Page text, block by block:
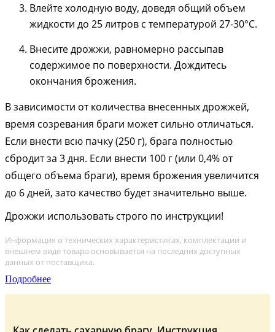
Влейте холодную воду, доведя общий объем
жидкости до 25 литров с температурой 27-30°С.
Внесите дрожжи, равномерно рассыпав
содержимое по поверхности. Дождитесь
окончания брожения.
В зависимости от количества внесенных дрожжей,
время созревания браги может сильно отличаться.
Если внести всю пачку (250 г), брага полностью
сбродит за 3 дня. Если внести 100 г (или 0,4% от
общего объема браги), время брожения увеличится
до 6 дней, зато качество будет значительно выше.
Дрожжи использовать строго по инструкции!
Информация о технических характеристиках, комплектации и
внешнем виде товара основывается на последних доступных
данных от поставщика.
Подробнее